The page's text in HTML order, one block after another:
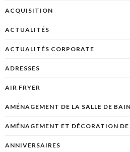
ACQUISITION
ACTUALITÉS
ACTUALITÉS CORPORATE
ADRESSES
AIR FRYER
AMÉNAGEMENT DE LA SALLE DE
AMÉNAGEMENT ET DÉCORATION
ANNIVERSAIRES